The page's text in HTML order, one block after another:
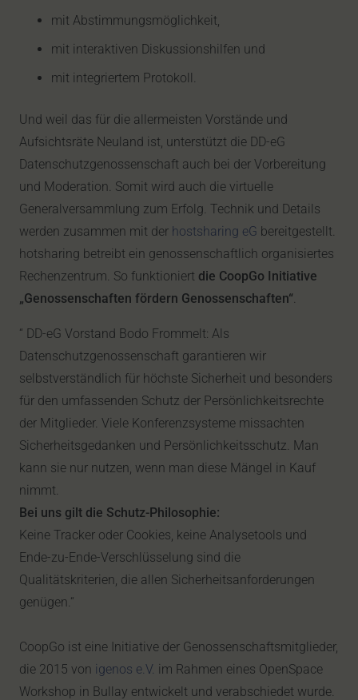
mit Abstimmungsmöglichkeit,
mit interaktiven Diskussionshilfen und
mit integriertem Protokoll.
Und weil das für die allermeisten Vorstände und
Aufsichtsräte Neuland ist, unterstützt die DD-eG
Datenschutzgenossenschaft auch bei der Vorbereitung
und Moderation. Somit wird auch die virtuelle
Generalversammlung zum Erfolg. Technik und Details
werden zusammen mit der hostsharing eG bereitgestellt.
hotsharing betreibt ein genossenschaftlich organisiertes
Rechenzentrum. So funktioniert die CoopGo Initiative
„Genossenschaften fördern Genossenschaften“.
“ DD-eG Vorstand Bodo Frommelt: Als
Datenschutzgenossenschaft garantieren wir
selbstverständlich für höchste Sicherheit und besonders
für den umfassenden Schutz der Persönlichkeitsrechte
der Mitglieder. Viele Konferenzsysteme missachten
Sicherheitsgedanken und Persönlichkeitsschutz. Man
kann sie nur nutzen, wenn man diese Mängel in Kauf
nimmt.
Bei uns gilt die Schutz-Philosophie:
Keine Tracker oder Cookies, keine Analysetools und
Ende-zu-Ende-Verschlüsselung sind die
Qualitätskriterien, die allen Sicherheitsanforderungen
genügen.“
CoopGo ist eine Initiative der Genossenschaftsmitglieder,
die 2015 von igenos e.V. im Rahmen eines OpenSpace
Workshop in Bullay entwickelt und verabschiedet wurde.